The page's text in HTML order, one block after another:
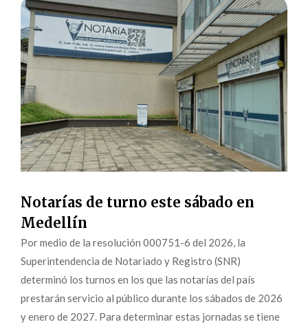
Notarías de turno este sábado en
Medellín
Por medio de la resolución 000751-6 del 2026, la
Superintendencia de Notariado y Registro (SNR)
determinó los turnos en los que las notarías del país
prestarán servicio al público durante los sábados de 2026
y enero de 2027. Para determinar estas jornadas se tiene